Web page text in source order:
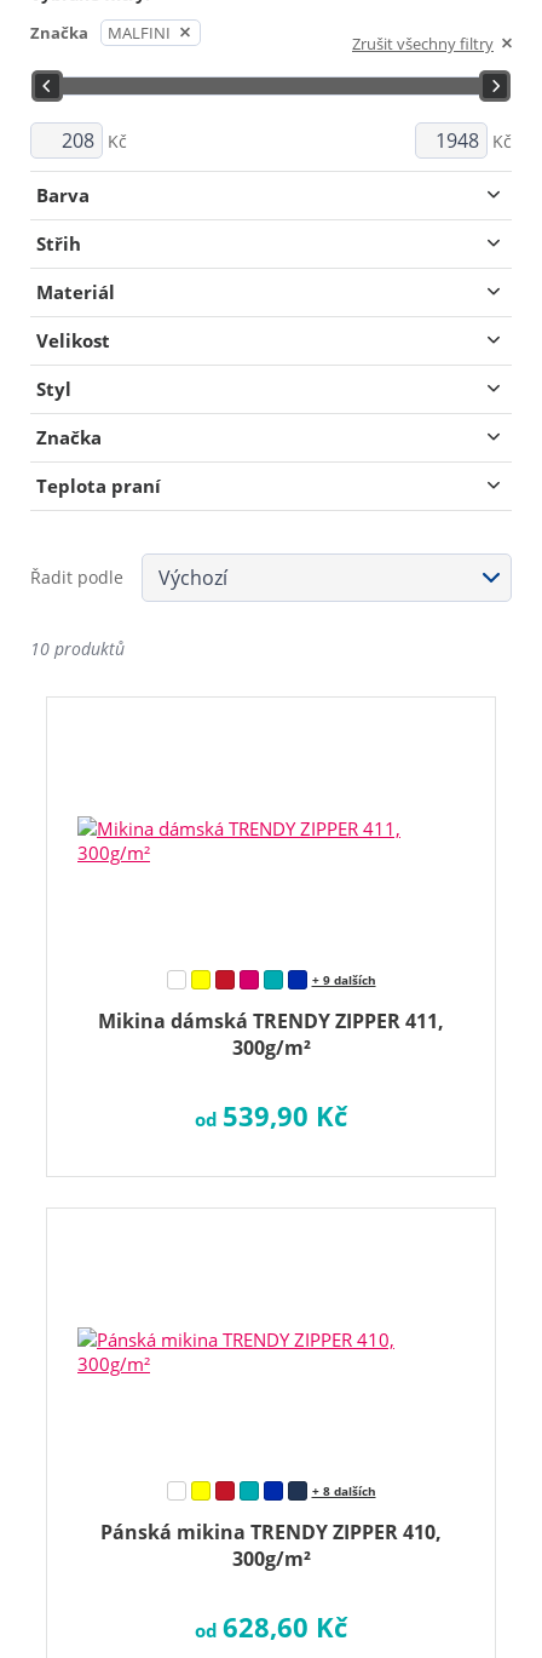
Kč Kč
Barva
Střih
Materiál
Velikost
Styl
Značka
Teplota praní
Značka MALFINI Zrušit všechny filtry
Řadit podle
10 produktů
Mikina dámská TRENDY ZIPPER 411,
300g/m²
+ 9 dalších
od 539,90 Kč
Pánská mikina TRENDY ZIPPER 410,
300g/m²
+ 8 dalších
od 628,60 Kč